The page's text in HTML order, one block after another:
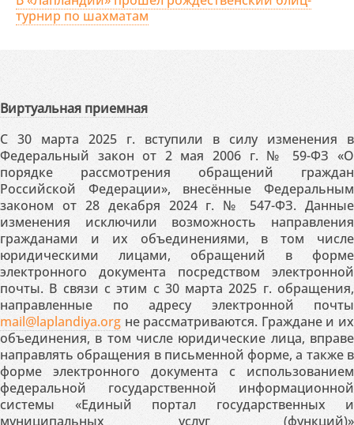
турнир по шахматам
Виртуальная приемная
С 30 марта 2025 г. вступили в силу изменения в
Федеральный закон от 2 мая 2006 г. № 59-ФЗ «О
порядке рассмотрения обращений граждан
Российской Федерации», внесённые Федеральным
законом от 28 декабря 2024 г. № 547-ФЗ. Данные
изменения исключили возможность направления
гражданами и их объединениями, в том числе
юридическими лицами, обращений в форме
электронного документа посредством электронной
почты. В связи с этим с 30 марта 2025 г. обращения,
направленные по адресу электронной почты
mail@laplandiya.org не рассматриваются. Граждане и их
объединения, в том числе юридические лица, вправе
направлять обращения в письменной форме, а также в
форме электронного документа с использованием
федеральной государственной информационной
системы «Единый портал государственных и
муниципальных услуг (функций)»